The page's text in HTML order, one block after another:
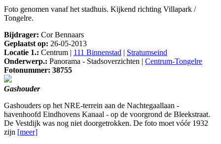
Foto genomen vanaf het stadhuis. Kijkend richting Villapark /
Tongelre.
Bijdrager: Cor Bennaars
Geplaatst op: 26-05-2013
Locatie 1.: Centrum | 111 Binnenstad | Stratumseind
Onderwerp.: Panorama - Stadsoverzichten | Centrum-Tongelre
Fotonummer: 38755
Gashouder
Gashouders op het NRE-terrein aan de Nachtegaallaan -
havenhoofd Eindhovens Kanaal - op de voorgrond de Bleekstraat.
De Vestdijk was nog niet doorgetrokken. De foto moet vóór 1932
zijn [meer]